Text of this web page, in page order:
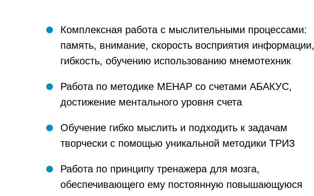
Комплексная работа с мыслительными процессами:
память, внимание, скорость восприятия информации,
гибкость, обучению использованию мнемотехник
Работа по методике МЕНАР со счетами АБАКУС,
достижение ментального уровня счета
Обучение гибко мыслить и подходить к задачам
творчески с помощью уникальной методики ТРИЗ
Работа по принципу тренажера для мозга,
обеспечивающего ему постоянную повышающуюся